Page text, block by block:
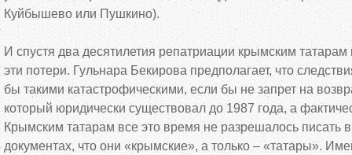
Куйбышево или Пушкино).
И спустя два десятилетия репатриации крымским татарам
эти потери. Гульнара Бекирова предполагает, что
бы такими катастрофическими, если бы не запрет на
который юридически существовал до 1987 года, а
Крымским татарам все это время не разрешалось писать
документах, что они «крымские», а только – «татары».